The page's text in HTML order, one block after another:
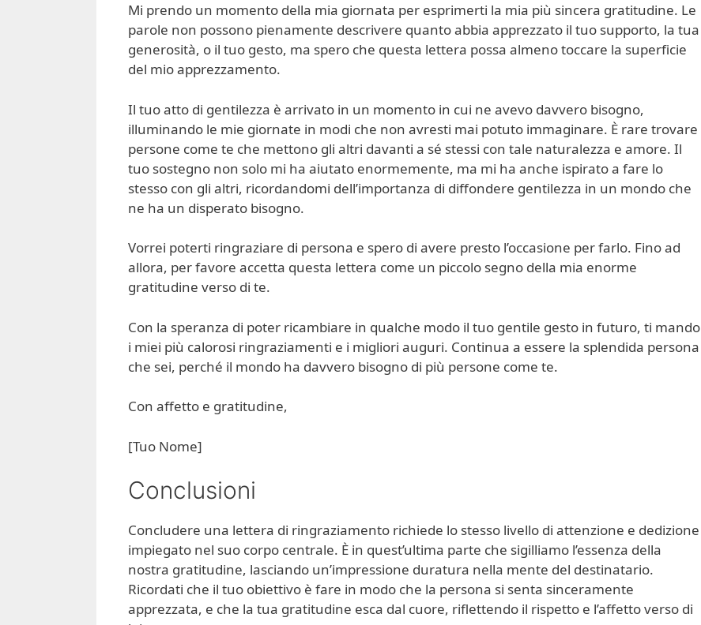
Mi prendo un momento della mia giornata per esprimerti la mia più sincera gratitudine. Le
parole non possono pienamente descrivere quanto abbia apprezzato il tuo supporto, la tua
generosità, o il tuo gesto, ma spero che questa lettera possa almeno toccare la superficie
del mio apprezzamento.
Il tuo atto di gentilezza è arrivato in un momento in cui ne avevo davvero bisogno,
illuminando le mie giornate in modi che non avresti mai potuto immaginare. È rare trovare
persone come te che mettono gli altri davanti a sé stessi con tale naturalezza e amore. Il
tuo sostegno non solo mi ha aiutato enormemente, ma mi ha anche ispirato a fare lo
stesso con gli altri, ricordandomi dell’importanza di diffondere gentilezza in un mondo che
ne ha un disperato bisogno.
Vorrei poterti ringraziare di persona e spero di avere presto l’occasione per farlo. Fino ad
allora, per favore accetta questa lettera come un piccolo segno della mia enorme
gratitudine verso di te.
Con la speranza di poter ricambiare in qualche modo il tuo gentile gesto in futuro, ti mando
i miei più calorosi ringraziamenti e i migliori auguri. Continua a essere la splendida persona
che sei, perché il mondo ha davvero bisogno di più persone come te.
Con affetto e gratitudine,
[Tuo Nome]
Conclusioni
Concludere una lettera di ringraziamento richiede lo stesso livello di attenzione e dedizione
impiegato nel suo corpo centrale. È in quest’ultima parte che sigilliamo l’essenza della
nostra gratitudine, lasciando un’impressione duratura nella mente del destinatario.
Ricordati che il tuo obiettivo è fare in modo che la persona si senta sinceramente
apprezzata, e che la tua gratitudine esca dal cuore, riflettendo il rispetto e l’affetto verso di